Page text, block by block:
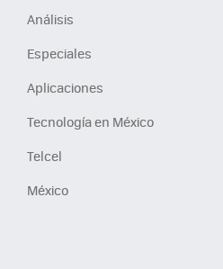
Análisis
Especiales
Aplicaciones
Tecnología en México
Telcel
México